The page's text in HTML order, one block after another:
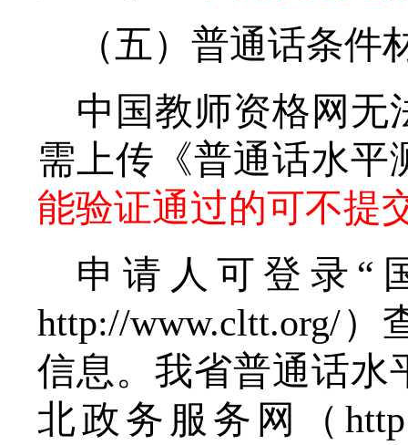
（五）普通话条件
中国教师资格网无
需 上传 《普通话水
能验证通过的可不提
申请人可登录 “
http://www.cltt.org/
信息。我省普通话水
北政务服务网（